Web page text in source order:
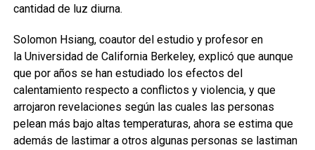
cantidad de luz diurna.
Solomon Hsiang, coautor del estudio y profesor en
la Universidad de California Berkeley, explicó que aunque
que por años se han estudiado los efectos del
calentamiento respecto a conflictos y violencia, y que
arrojaron revelaciones según las cuales las personas
pelean más bajo altas temperaturas, ahora se estima que
además de lastimar a otros algunas personas se lastiman